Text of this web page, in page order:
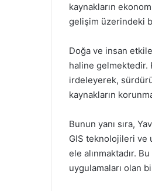
kaynakların
gelişim üzerindeki
Doğa ve insan
haline gelmektedir.
irdeleyerek,
kaynakların
Bunun yanı sıra,
GIS teknolojileri ve
ele alınmaktadır.
uygulamaları olan